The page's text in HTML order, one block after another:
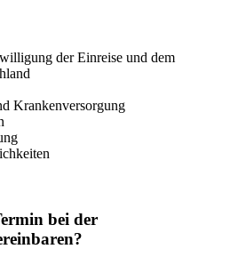
der Einreise und dem
Krankenversorgung
bei der